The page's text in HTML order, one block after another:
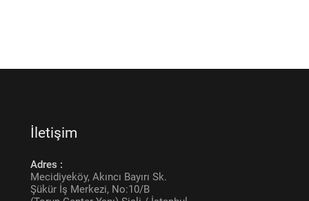
İletişim
Adres :
Mecidiyeköy, Akıncı Bayırı Sk.
Şükür İş Merkezi, No:10/B